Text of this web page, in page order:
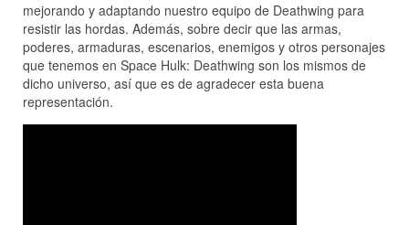
mejorando y adaptando nuestro equipo de Deathwing para
resistir las hordas. Además, sobre decir que las armas,
poderes, armaduras, escenarios, enemigos y otros personajes
que tenemos en Space Hulk: Deathwing son los mismos de
dicho universo, así que es de agradecer esta buena
representación.